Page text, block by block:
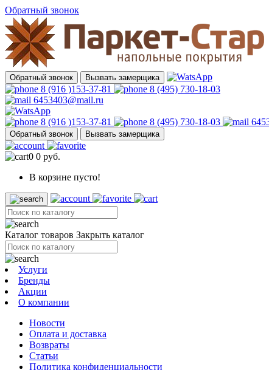
Обратный звонок
Обратный звонок Вызвать замерщика
8 (916 )153-37-81
8 (495) 730-18-03
6453403@mail.ru
8 (916 )153-37-81 8 (495) 730-18-03
Обратный звонок Вызвать замерщика
0 0 руб.
В корзине пусто!
Каталог товаров Закрыть каталог
Услуги
Бренды
Акции
О компании
Новости
Оплата и доставка
Возвраты
Статьи
Политика конфиденциальности